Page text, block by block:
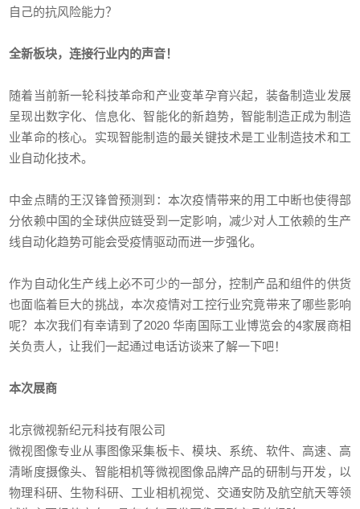
自己的抗风险能力？
全新板块，连接行业内的声音！
随着当前新一轮科技革命和产业变革孕育兴起，装备制造业发展
呈现出数字化、信息化、智能化的新趋势，智能制造正成为制造
业革命的核心。实现智能制造的最关键技术是工业制造技术和工
业自动化技术。
中金点睛的王汉锋曾预测到：本次疫情带来的用工中断也使得部
分依赖中国的全球供应链受到一定影响，减少对人工依赖的生产
线自动化趋势可能会受疫情驱动而进一步强化。
作为自动化生产线上必不可少的一部分，控制产品和组件的供货
也面临着巨大的挑战，本次疫情对工控行业究竟带来了哪些影响
呢？本次我们有幸请到了2020 华南国际工业博览会的4家展商相
关负责人，让我们一起通过电话访谈来了解一下吧！
本次展商
北京微视新纪元科技有限公司
微视图像专业从事图像采集板卡、模块、系统、软件、高速、高
清晰度摄像头、智能相机等微视图像品牌产品的研制与开发，以
物理科研、生物科研、工业相机视觉、交通安防及航空航天等领